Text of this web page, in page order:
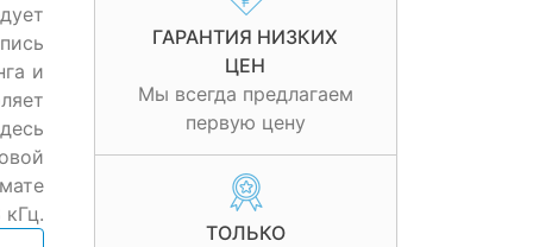
ГАРАНТИЯ НИЗКИХ
ЦЕН
Мы всегда предлагаем
первую цену
ТОЛЬКО
и